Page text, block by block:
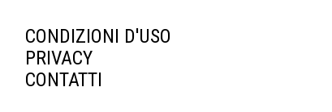
CONDIZIONI D'USO
PRIVACY
CONTATTI